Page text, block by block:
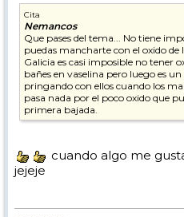
Cita
Nemancos
Que pases del tema... No tiene
puedas mancharte con el oxido
Galicia es casi imposible no tener
bañes en vaselina pero luego es
pringando con ellos cuando los
pasa nada por el poco oxido que
primera bajada.
cuando algo me
jejeje